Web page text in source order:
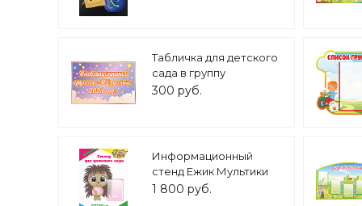
Табличка для детского
сада в группу
"Звёздочки" 30*20см
300 руб.
Информационный
стенд Ежик Мультики
"ЛаКрасики" арт.
1 800 руб.